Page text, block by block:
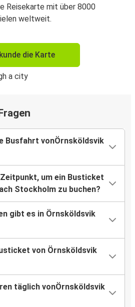
Reisekarte mit über 8000
weltweit.
die Karte
Busfahrt vonÖrnsköldsvik
um ein Busticket
Stockholm zu buchen?
gibt es in Örnsköldsvik
von Örnsköldsvik
täglich vonÖrnsköldsvik